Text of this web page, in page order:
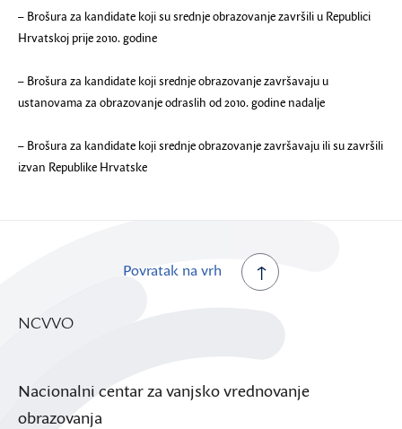
– Brošura za kandidate koji su srednje obrazovanje završili u Republici
Hrvatskoj prije 2010. godine
– Brošura za kandidate koji srednje obrazovanje završavaju u
ustanovama za obrazovanje odraslih od 2010. godine nadalje
– Brošura za kandidate koji srednje obrazovanje završavaju ili su završili
izvan Republike Hrvatske
Povratak na vrh
NCVVO
Nacionalni centar za vanjsko vrednovanje
obrazovanja